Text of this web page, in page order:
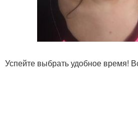
Успейте выбрать удобное время!